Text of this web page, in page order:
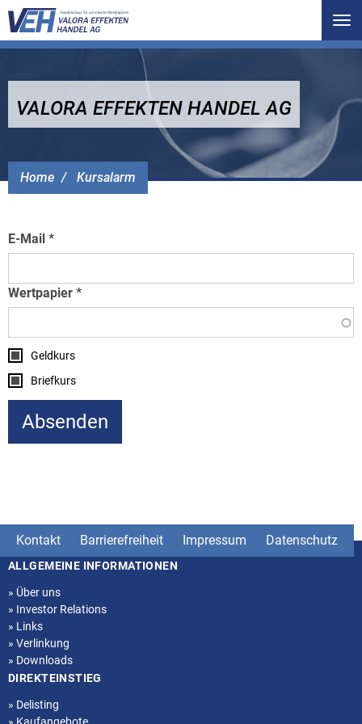
Home Kursalarm
VALORA EFFEKTEN HANDEL AG
E-Mail
Wertpapier
Geldkurs
Briefkurs
Kontakt Barrierefreiheit Impressum Datenschutz
Seitenstruktur
ALLGEMEINE INFORMATIONEN
» Über uns
» Investor Relations
» Links
» Verlinkung
» Downloads
DIREKTEINSTIEG
» Delisting